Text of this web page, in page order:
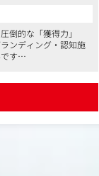
査、トレンド調査、
やインタビューを通
決のためのマーケテ
ーゲット層のペルソ
倒的な「獲得力」
ンディング・認知施
す
、新しいデジタルマー
できます